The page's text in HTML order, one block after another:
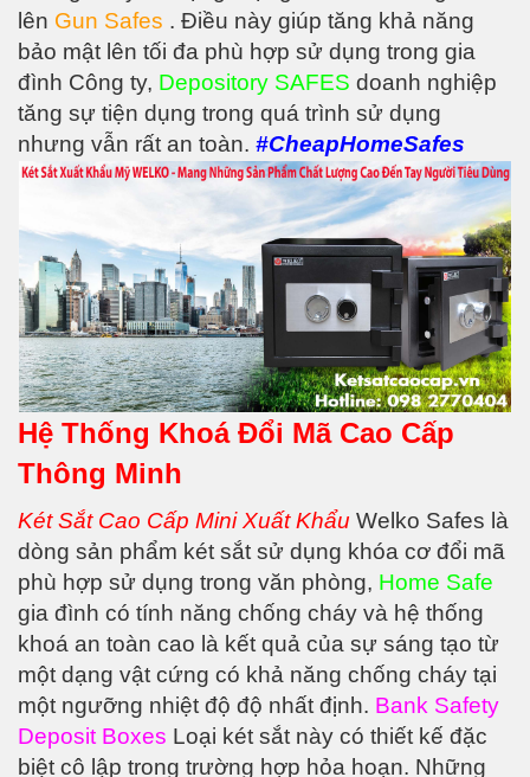
lên Gun Safes . Điều này giúp tăng khả năng
bảo mật lên tối đa phù hợp sử dụng trong gia
đình Công ty, Depository SAFES doanh nghiệp
tăng sự tiện dụng trong quá trình sử dụng
nhưng vẫn rất an toàn. #CheapHomeSafes
Hệ Thống Khoá Đổi Mã Cao Cấp
Thông Minh
Két Sắt Cao Cấp Mini Xuất Khẩu Welko Safes là
dòng sản phẩm két sắt sử dụng khóa cơ đổi mã
phù hợp sử dụng trong văn phòng, Home Safe
gia đình có tính năng chống cháy và hệ thống
khoá an toàn cao là kết quả của sự sáng tạo từ
một dạng vật cứng có khả năng chống cháy tại
một ngưỡng nhiệt độ độ nhất định. Bank Safety
Deposit Boxes Loại két sắt này có thiết kế đặc
biệt cô lập trong trường hợp hỏa hoạn. Những